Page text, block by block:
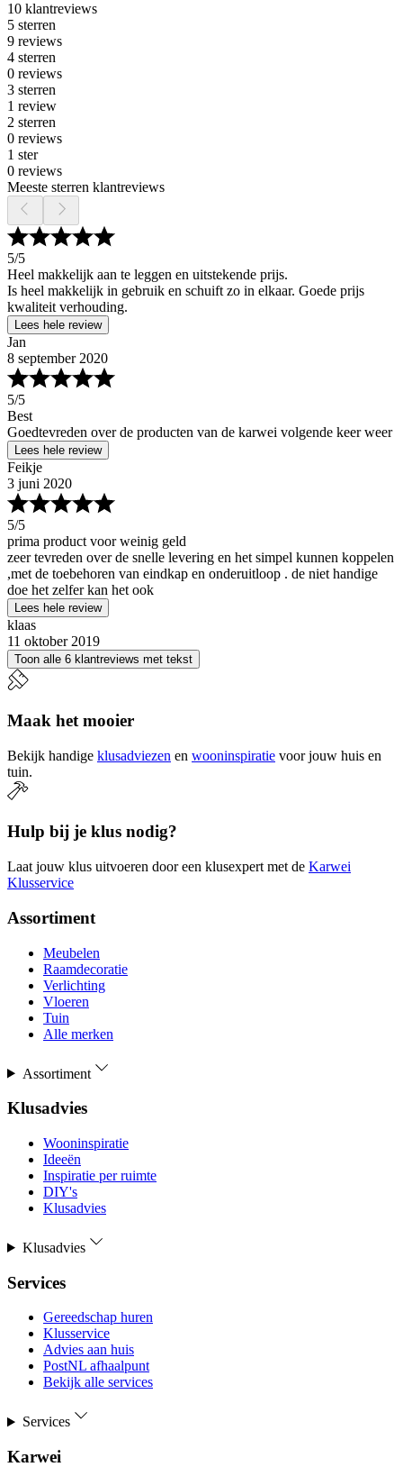
10 klantreviews
5 sterren
9 reviews
4 sterren
0 reviews
3 sterren
1 review
2 sterren
0 reviews
1 ster
0 reviews
Meeste sterren klantreviews
5/5
Heel makkelijk aan te leggen en uitstekende prijs.
Is heel makkelijk in gebruik en schuift zo in elkaar. Goede prijs
kwaliteit verhouding.
Lees hele review
Jan
8 september 2020
5/5
Best
Goedtevreden over de producten van de karwei volgende keer weer
Lees hele review
Feikje
3 juni 2020
5/5
prima product voor weinig geld
zeer tevreden over de snelle levering en het simpel kunnen koppelen
,met de toebehoren van eindkap en onderuitloop . de niet handige
doe het zelfer kan het ook
Lees hele review
klaas
11 oktober 2019
Toon alle 6 klantreviews met tekst
Maak het mooier
Bekijk handige klusadviezen en wooninspiratie voor jouw huis en
tuin.
Hulp bij je klus nodig?
Laat jouw klus uitvoeren door een klusexpert met de Karwei
Klusservice
Assortiment
Meubelen
Raamdecoratie
Verlichting
Vloeren
Tuin
Alle merken
Assortiment
Klusadvies
Wooninspiratie
Ideeën
Inspiratie per ruimte
DIY's
Klusadvies
Klusadvies
Services
Gereedschap huren
Klusservice
Advies aan huis
PostNL afhaalpunt
Bekijk alle services
Services
Karwei